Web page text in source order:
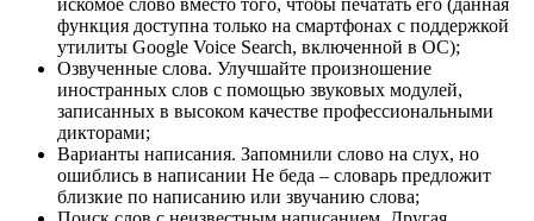
функция доступна только на смартфонах с поддержкой
утилиты Google Voice Search, включенной в ОС);
Озвученные слова. Улучшайте произношение
иностранных слов с помощью звуковых модулей,
записанных в высоком качестве профессиональными
дикторами;
Варианты написания. Запомнили слово на слух, но
ошиблись в написании Не беда – словарь предложит
близкие по написанию или звучанию слова;